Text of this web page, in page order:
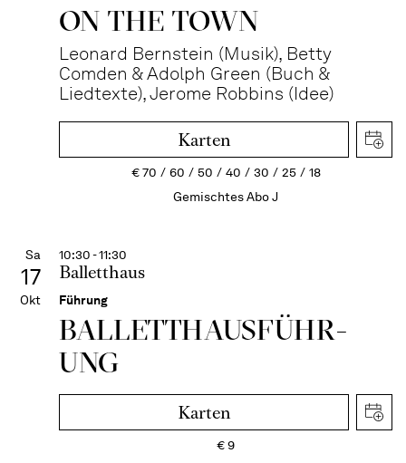
ON THE TOWN
Leonard Bernstein (Musik), Betty
Comden & Adolph Green (Buch &
Liedtexte), Jerome Robbins (Idee)
Karten
€70 60 50 40 30 25
18
Gemischtes Abo J
Sa
17
Okt
10:30 - 11:30
Balletthaus
Führung
BALLETT­HAUS­FÜHR­
UNG
Karten
€9